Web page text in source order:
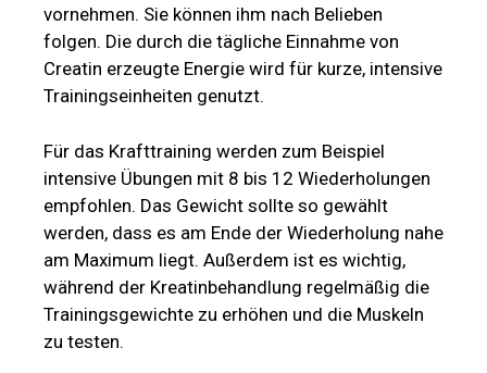
vornehmen. Sie können ihm nach Belieben
folgen. Die durch die tägliche Einnahme von
Creatin erzeugte Energie wird für kurze, intensive
Trainingseinheiten genutzt.
Für das Krafttraining werden zum Beispiel
intensive Übungen mit 8 bis 12 Wiederholungen
empfohlen. Das Gewicht sollte so gewählt
werden, dass es am Ende der Wiederholung nahe
am Maximum liegt. Außerdem ist es wichtig,
während der Kreatinbehandlung regelmäßig die
Trainingsgewichte zu erhöhen und die Muskeln
zu testen.